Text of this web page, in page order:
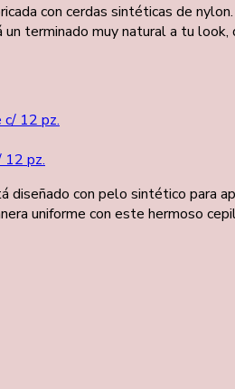
con cerdas sintéticas de
terminado muy natural a tu
12 pz.
diseñado con pelo sintético para
uniforme con este hermoso